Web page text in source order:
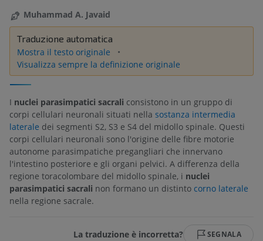
Muhammad A. Javaid
Traduzione automatica
Mostra il testo originale
Visualizza sempre la definizione originale
I nuclei parasimpatici sacrali consistono in un gruppo di
corpi cellulari neuronali situati nella sostanza intermedia
laterale dei segmenti S2, S3 e S4 del midollo spinale. Questi
corpi cellulari neuronali sono l'origine delle fibre motorie
autonome parasimpatiche pregangliari che innervano
l'intestino posteriore e gli organi pelvici. A differenza della
regione toracolombare del midollo spinale, i nuclei
parasimpatici sacrali non formano un distinto corno laterale
nella regione sacrale.
La traduzione è incorretta? SEGNALA